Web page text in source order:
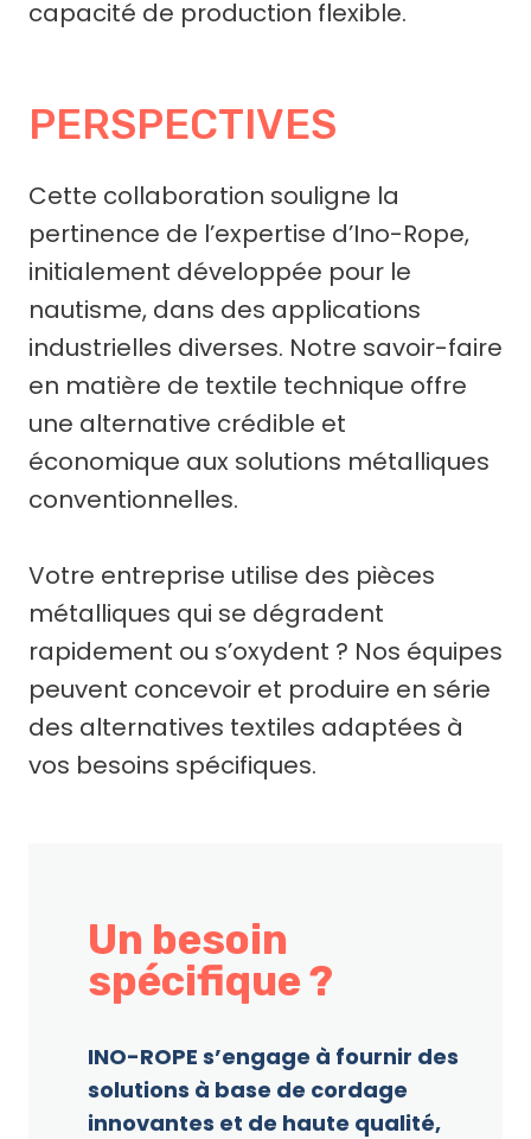
capacité de production flexible.
PERSPECTIVES
Cette collaboration souligne la
pertinence de l’expertise d’Ino-Rope,
initialement développée pour le
nautisme, dans des applications
industrielles diverses. Notre savoir-faire
en matière de textile technique offre
une alternative crédible et
économique aux solutions métalliques
conventionnelles.
Votre entreprise utilise des pièces
métalliques qui se dégradent
rapidement ou s’oxydent ? Nos équipes
peuvent concevoir et produire en série
des alternatives textiles adaptées à
vos besoins spécifiques.
Un besoin
spécifique ?
INO-ROPE s’engage à fournir des
solutions à base de cordage
innovantes et de haute qualité,